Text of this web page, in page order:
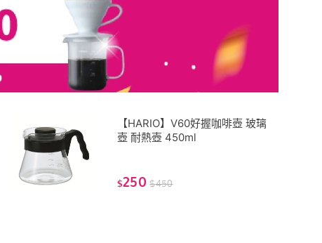
【HARIO】V60好握咖啡壺 玻璃
壺 耐熱壺 450ml
$250 $450